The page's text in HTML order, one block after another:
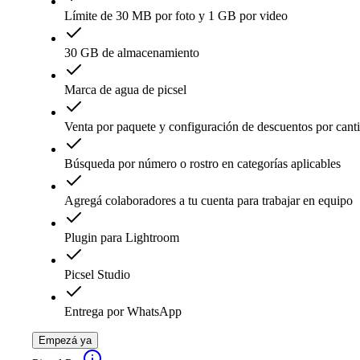
Límite de 30 MB por foto y 1 GB por video
30 GB de almacenamiento
Marca de agua de picsel
Venta por paquete y configuración de descuentos por
Búsqueda por número o rostro en categorías aplicables
Agregá colaboradores a tu cuenta para trabajar en equipo
Plugin para Lightroom
Picsel Studio
Entrega por WhatsApp
Empezá ya